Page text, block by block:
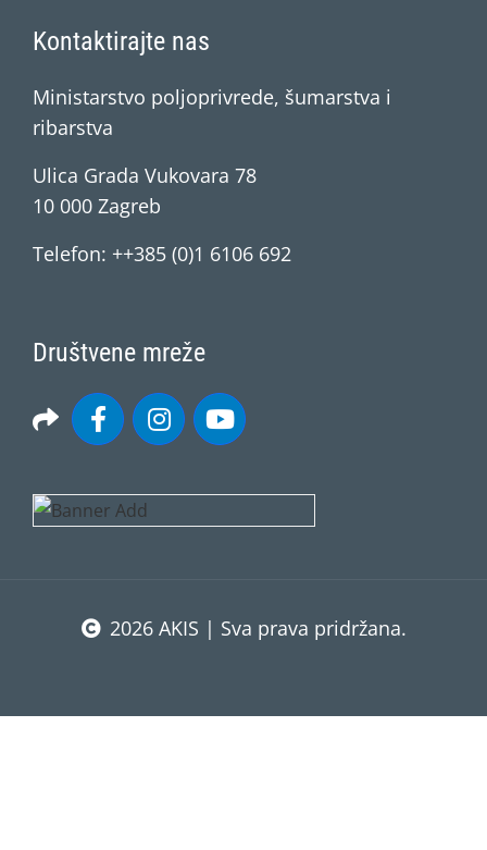
Kontaktirajte nas
Ministarstvo poljoprivrede, šumarstva i
ribarstva
Ulica Grada Vukovara 78
10 000 Zagreb
Telefon: ++385 (0)1 6106 692
Društvene mreže
2026 AKIS | Sva prava pridržana.